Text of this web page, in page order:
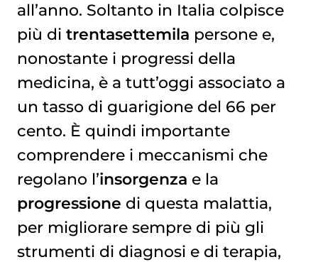
all’anno. Soltanto in Italia colpisce
più di trentasettemila persone e,
nonostante i progressi della
medicina, è a tutt’oggi associato a
un tasso di guarigione del 66 per
cento. È quindi importante
comprendere i meccanismi che
regolano l’insorgenza e la
progressione di questa malattia,
per migliorare sempre di più gli
strumenti di diagnosi e di terapia,